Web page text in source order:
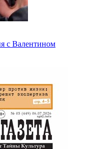
с Валентином